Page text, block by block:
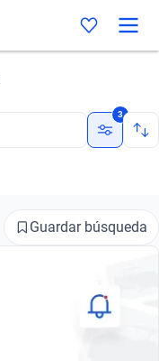
3
Guardar búsqueda